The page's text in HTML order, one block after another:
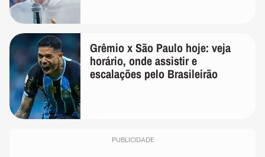
Grêmio x São Paulo hoje: veja
horário, onde assistir e
escalações pelo Brasileirão
PUBLICIDADE